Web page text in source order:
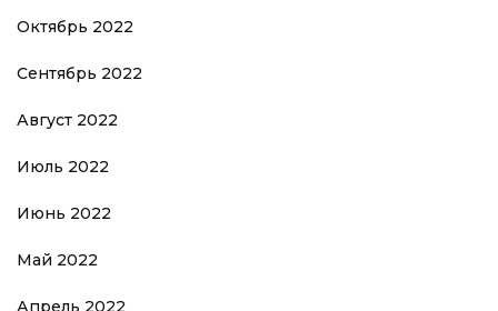
Октябрь 2022
Сентябрь 2022
Август 2022
Июль 2022
Июнь 2022
Май 2022
Апрель 2022